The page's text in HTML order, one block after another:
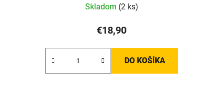
Skladom (2 ks)
€18,90
DO KOŠÍKA